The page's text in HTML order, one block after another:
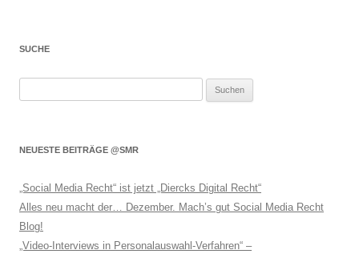
SUCHE
NEUESTE BEITRÄGE @SMR
„Social Media Recht“ ist jetzt „Diercks Digital Recht“
Alles neu macht der… Dezember. Mach’s gut Social Media Recht
Blog!
„Video-Interviews in Personalauswahl-Verfahren“ –